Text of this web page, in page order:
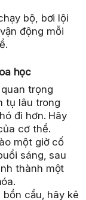
bộ, bơi lội
động mỗi
học
trọng
tụ lâu trong
đi hơn. Hãy
cơ thể.
một giờ cố
sáng, sau
thành một
cầu, hãy kê